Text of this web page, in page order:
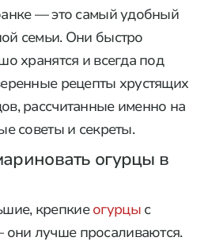
— это самый удобный
семьи. Они быстро
хранятся и всегда под
рецепты хрустящих
рассчитанные именно на
советы и секреты.
огурцы в
крепкиеогурцыс
лучше просаливаются.